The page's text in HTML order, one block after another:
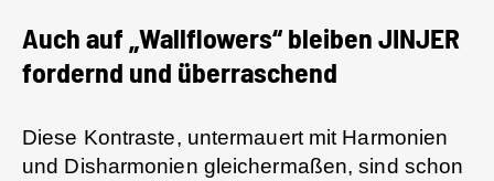
Auch auf „Wallflowers“ bleiben JINJER
fordernd und überraschend
Diese Kontraste, untermauert mit Harmonien
und Disharmonien gleichermaßen, sind schon